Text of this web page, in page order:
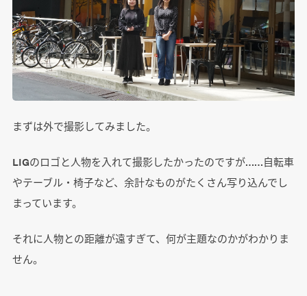
まずは外で撮影してみました。
LIGのロゴと人物を入れて撮影したかったのですが……自転車
やテーブル・椅子など、余計なものがたくさん写り込んでし
まっています。
それに人物との距離が遠すぎて、何が主題なのかがわかりま
せん。